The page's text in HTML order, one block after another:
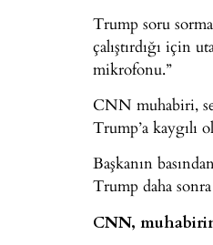
Trump soru
çalıştırdığı için
mikrofonu.”
CNN muhabiri,
Trump’a kaygılı
Başkanın
Trump daha
CNN,